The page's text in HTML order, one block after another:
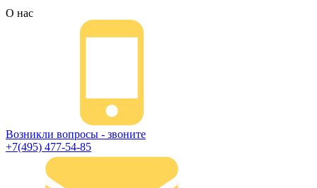
О нас
Возникли вопросы - звоните
+7(495) 477-54-85